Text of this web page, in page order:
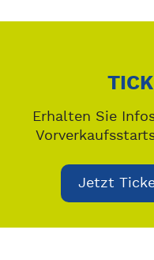
Erhalten Sie
Jetzt